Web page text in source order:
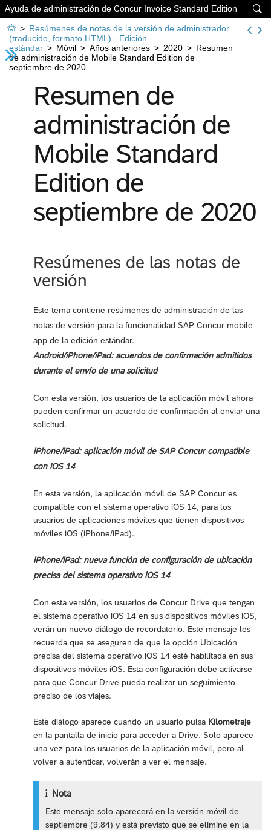

Ayuda de administración de Concur Invoice Standard Edition
 > Resúmenes de notas de la versión de administrador
(traducido, formato HTML) - Edición
estándar > Móvil > Años anteriores > 2020 > Resumen
de administración de Mobile Standard Edition de
septiembre de 2020
Resumen de
administración de
Mobile Standard
Edition de
septiembre de 2020
Resúmenes de las notas de
versión
Este tema contiene resúmenes de administración de las
notas de versión para la funcionalidad SAP Concur mobile
app de la edición estándar.
Android/iPhone/iPad: acuerdos de confirmación admitidos
durante el envío de una solicitud
Con esta versión, los usuarios de la aplicación móvil ahora
pueden confirmar un acuerdo de confirmación al enviar una
solicitud.
iPhone/iPad: aplicación móvil de SAP Concur compatible
con iOS 14
En esta versión, la aplicación móvil de SAP Concur es
compatible con el sistema operativo iOS 14, para los
usuarios de aplicaciones móviles que tienen dispositivos
móviles iOS (iPhone/iPad).
iPhone/iPad: nueva función de configuración de ubicación
precisa del sistema operativo iOS 14
Con esta versión, los usuarios de Concur Drive que tengan
el sistema operativo iOS 14 en sus dispositivos móviles iOS,
verán un nuevo diálogo de recordatorio. Este mensaje les
recuerda que se aseguren de que la opción Ubicación
precisa del sistema operativo iOS 14 esté habilitada en sus
dispositivos móviles iOS. Esta configuración debe activarse
para que Concur Drive pueda realizar un seguimiento
preciso de los viajes.
Este diálogo aparece cuando un usuario pulsa Kilometraje
en la pantalla de inicio para acceder a Drive. Solo aparece
una vez para los usuarios de la aplicación móvil, pero al
volver a autenticar, volverán a ver el mensaje.
Nota
Este mensaje solo aparecerá en la versión móvil de
septiembre (9.84) y está previsto que se elimine en la